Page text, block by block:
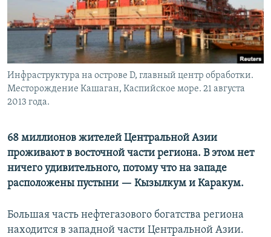
Инфраструктура на острове D, главный центр обработки.
Месторождение Кашаган, Каспийское море. 21 августа
2013 года.
68 миллионов жителей Центральной Азии
проживают в восточной части региона. В этом нет
ничего удивительного, потому что на западе
расположены пустыни — Кызылкум и Каракум.
Большая часть нефтегазового богатства региона
находится в западной части Центральной Азии.